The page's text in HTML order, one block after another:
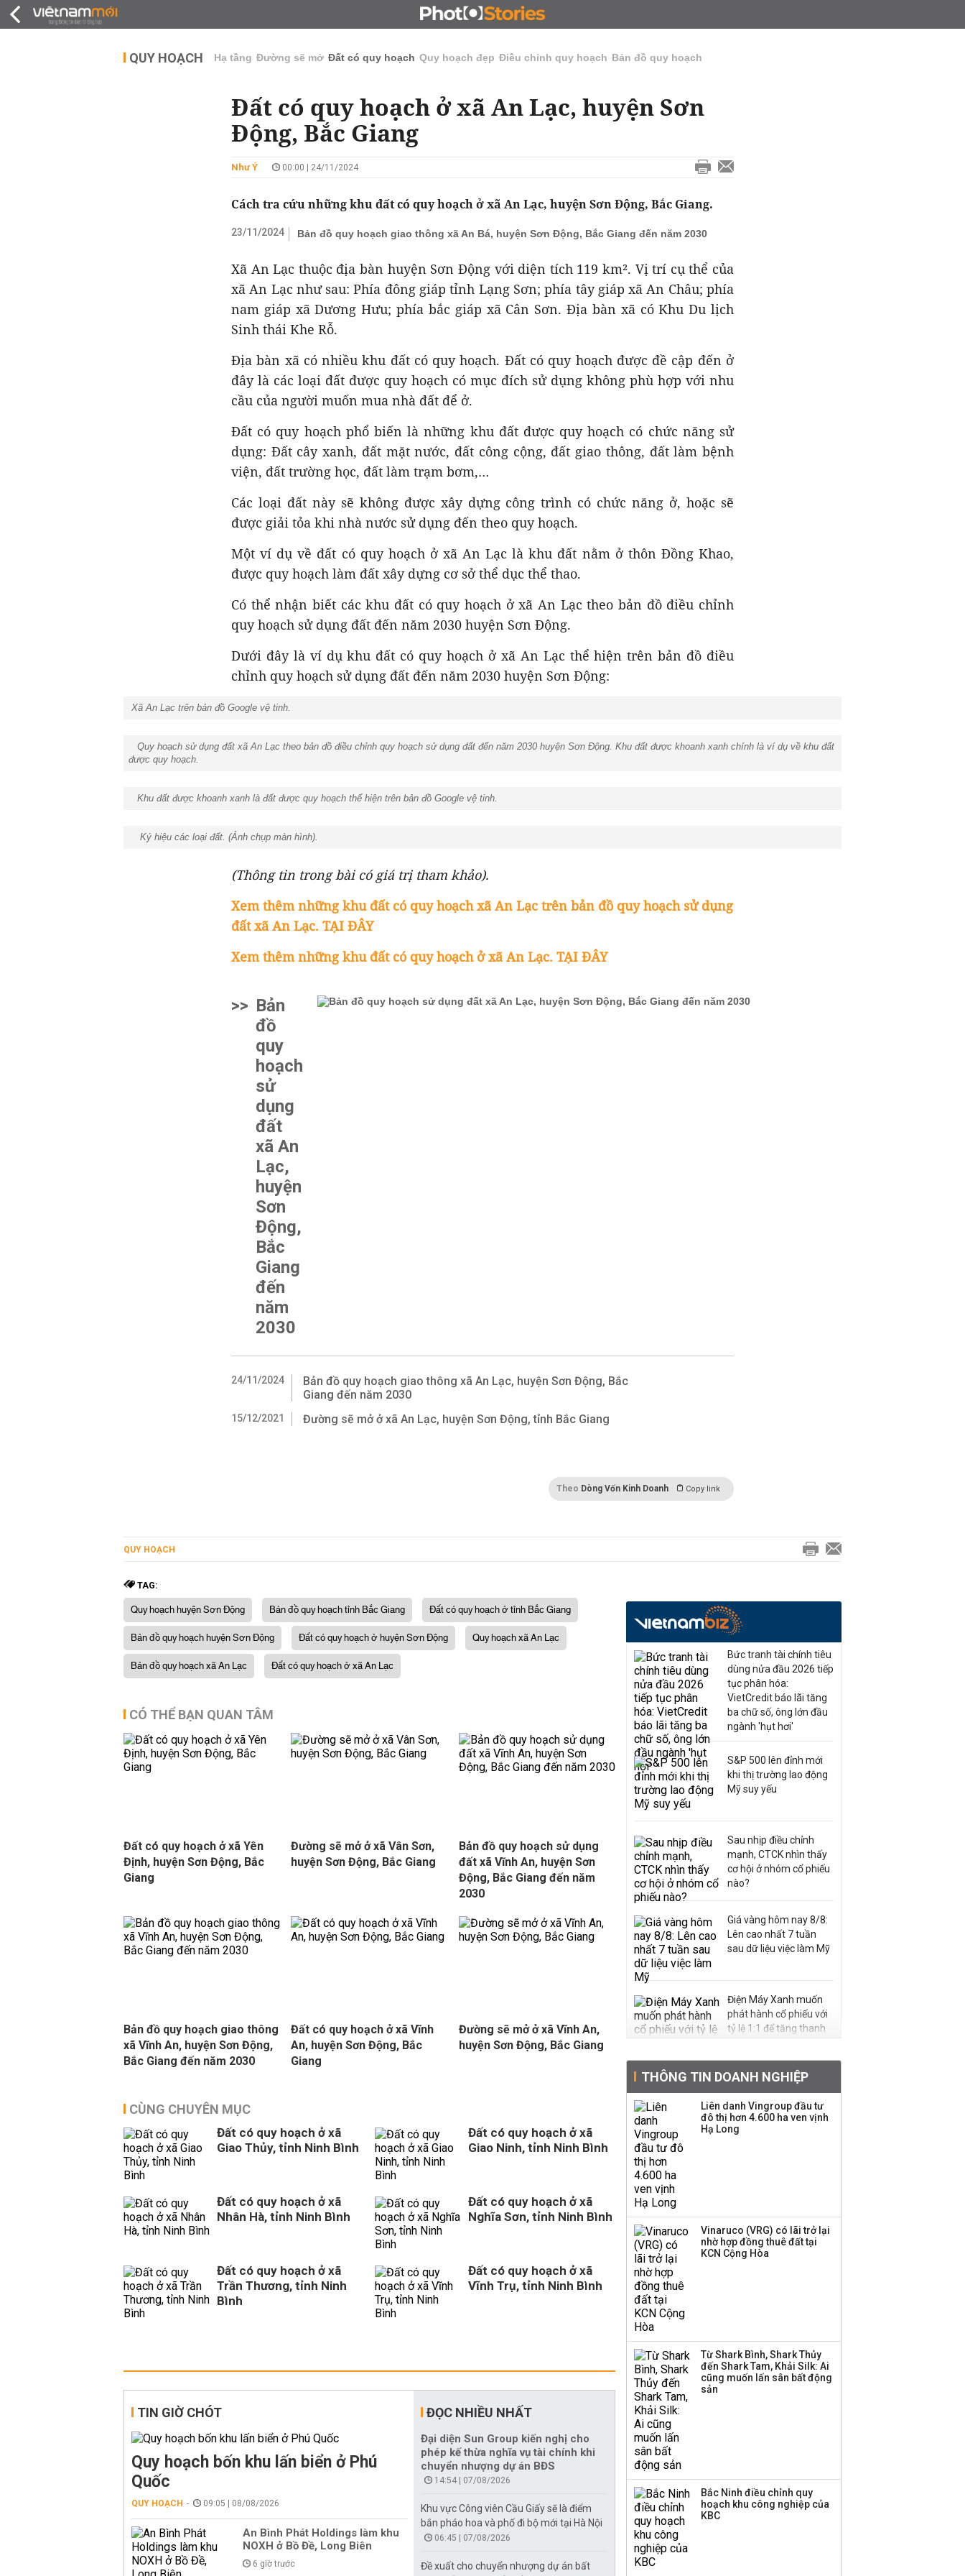
ĐẤU GIÁ - ĐẤU THẦU KINH DOANH
QUY HOẠCH Hạ tầng Đường sẽ mở Đất có quy hoạch Quy hoạch đẹp Điều chỉnh quy hoạch Bản đồ quy hoạch
Đất có quy hoạch ở xã An Lạc, huyện Sơn
Động, Bắc Giang
Như Ý 00:00 | 24/11/2024
Cách tra cứu những khu đất có quy hoạch ở xã An Lạc, huyện Sơn Động, Bắc Giang.
23/11/2024 Bản đồ quy hoạch giao thông xã An Bá, huyện Sơn Động, Bắc Giang đến năm 2030
Xã An Lạc thuộc địa bàn huyện Sơn Động với diện tích 119 km². Vị trí cụ thể của
xã An Lạc như sau: Phía đông giáp tỉnh Lạng Sơn; phía tây giáp xã An Châu; phía
nam giáp xã Dương Hưu; phía bắc giáp xã Cân Sơn. Địa bàn xã có Khu Du lịch
Sinh thái Khe Rỗ.
Địa bàn xã có nhiều khu đất có quy hoạch. Đất có quy hoạch được đề cập đến ở
đây là các loại đất được quy hoạch có mục đích sử dụng không phù hợp với nhu
cầu của người muốn mua nhà đất để ở.
Đất có quy hoạch phổ biến là những khu đất được quy hoạch có chức năng sử
dụng: Đất cây xanh, đất mặt nước, đất công cộng, đất giao thông, đất làm bệnh
viện, đất trường học, đất làm trạm bơm,…
Các loại đất này sẽ không được xây dựng công trình có chức năng ở, hoặc sẽ
được giải tỏa khi nhà nước sử dụng đến theo quy hoạch.
Một ví dụ về đất có quy hoạch ở xã An Lạc là khu đất nằm ở thôn Đồng Khao,
được quy hoạch làm đất xây dựng cơ sở thể dục thể thao.
Có thể nhận biết các khu đất có quy hoạch ở xã An Lạc theo bản đồ điều chỉnh
quy hoạch sử dụng đất đến năm 2030 huyện Sơn Động.
Dưới đây là ví dụ khu đất có quy hoạch ở xã An Lạc thể hiện trên bản đồ điều
chỉnh quy hoạch sử dụng đất đến năm 2030 huyện Sơn Động:
Xã An Lạc trên bản đồ Google vệ tinh.
Quy hoạch sử dụng đất xã An Lạc theo bản đồ điều chỉnh quy hoạch sử dụng đất đến năm 2030 huyện Sơn Động. Khu đất được khoanh xanh chính là ví dụ về khu đất
được quy hoạch.
Khu đất được khoanh xanh là đất được quy hoạch thể hiện trên bản đồ Google vệ tinh.
Ký hiệu các loại đất. (Ảnh chụp màn hình).
(Thông tin trong bài có giá trị tham khảo).
Xem thêm những khu đất có quy hoạch xã An Lạc trên bản đồ quy hoạch sử dụng
đất xã An Lạc. TẠI ĐÂY
Xem thêm những khu đất có quy hoạch ở xã An Lạc. TẠI ĐÂY
>> Bản
đồ
quy
hoạch
sử
dụng
đất
xã An
Lạc,
huyện
Sơn
Động,
Bắc
Giang
đến
năm
2030
24/11/2024
Bản đồ quy hoạch giao thông xã An Lạc, huyện Sơn Động, Bắc
Giang đến năm 2030
15/12/2021 Đường sẽ mở ở xã An Lạc, huyện Sơn Động, tỉnh Bắc Giang
Theo Dòng Vốn Kinh Doanh Copy link
QUY HOẠCH
TAG:
Quy hoạch huyện Sơn Động Bản đồ quy hoạch tỉnh Bắc Giang
Đất có quy hoạch ở tỉnh Bắc Giang
Bản đồ quy hoạch huyện Sơn Động
Đất có quy hoạch ở huyện Sơn Động
Quy hoạch xã An Lạc
Bản đồ quy hoạch xã An Lạc
Đất có quy hoạch ở xã An Lạc
CÓ THỂ BẠN QUAN TÂM
Đất có quy hoạch ở xã Yên
Định, huyện Sơn Động, Bắc
Giang
Đường sẽ mở ở xã Vân Sơn,
huyện Sơn Động, Bắc Giang
Bản đồ quy hoạch sử dụng
đất xã Vĩnh An, huyện Sơn
Động, Bắc Giang đến năm
2030
Bản đồ quy hoạch giao thông
xã Vĩnh An, huyện Sơn Động,
Bắc Giang đến năm 2030
Đất có quy hoạch ở xã Vĩnh
An, huyện Sơn Động, Bắc
Giang
Đường sẽ mở ở xã Vĩnh An,
huyện Sơn Động, Bắc Giang
CÙNG CHUYÊN MỤC
Đất có quy hoạch ở xã
Giao Thủy, tỉnh Ninh Bình
Đất có quy hoạch ở xã
Giao Ninh, tỉnh Ninh Bình
Đất có quy hoạch ở xã
Nhân Hà, tỉnh Ninh Bình
Đất có quy hoạch ở xã
Nghĩa Sơn, tỉnh Ninh Bình
Đất có quy hoạch ở xã
Trần Thương, tỉnh Ninh
Bình
Đất có quy hoạch ở xã
Vĩnh Trụ, tỉnh Ninh Bình
TIN GIỜ CHÓT
Quy hoạch bốn khu lấn biển ở Phú
Quốc
QUY HOẠCH 09:05 | 08/08/2026
An Bình Phát Holdings làm khu
NOXH ở Bồ Đề, Long Biên
6 giờ trước
ĐỌC NHIỀU NHẤT
Đại diện Sun Group kiến nghị cho
phép kế thừa nghĩa vụ tài chính khi
chuyển nhượng dự án BĐS
14:54 | 07/08/2026
Khu vực Công viên Cầu Giấy sẽ là điểm
bắn pháo hoa và phố đi bộ mới tại Hà Nội
06:45 | 07/08/2026
Đề xuất cho chuyển nhượng dự án bất
Bức tranh tài chính tiêu
dùng nửa đầu 2026 tiếp
tục phân hóa:
VietCredit báo lãi tăng
ba chữ số, ông lớn đầu
ngành 'hụt hơi'
S&P 500 lên đỉnh mới
khi thị trường lao động
Mỹ suy yếu
Sau nhịp điều chỉnh
mạnh, CTCK nhìn thấy
cơ hội ở nhóm cổ phiếu
nào?
Giá vàng hôm nay 8/8:
Lên cao nhất 7 tuần
sau dữ liệu việc làm Mỹ
Điện Máy Xanh muốn
phát hành cổ phiếu với
tỷ lệ 1:1 để tăng thanh
Quy hoạch 4 khu lấn
biển ở Phú Quốc
hàng
Dự án Sheraton Phú
Hoè chỉ ra 6 nguyên
nhân khiến dòng vốn
trong nền kinh tế còn
THÔNG TIN DOANH NGHIỆP
Liên danh Vingroup đầu tư
đô thị hơn 4.600 ha ven vịnh
Hạ Long
Vinaruco (VRG) có lãi trở lại
nhờ hợp đồng thuê đất tại
KCN Cộng Hòa
Từ Shark Bình, Shark Thủy
đến Shark Tam, Khải Silk: Ai
cũng muốn lấn sân bất động
sản
Bắc Ninh điều chỉnh quy
hoạch khu công nghiệp của
KBC